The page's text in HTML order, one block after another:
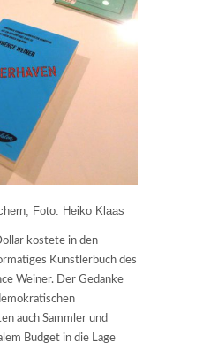
Foto: Heiko Klaas
kostete in den
Künstlerbuch des
Weiner. Der Gedanke
auch Sammler und
Budget in die Lage